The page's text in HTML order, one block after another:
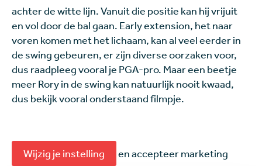
achter de witte lijn. Vanuit die positie kan hij vrijuit
en vol door de bal gaan. Early extension, het naar
voren komen met het lichaam, kan al veel eerder in
de swing gebeuren, er zijn diverse oorzaken voor,
dus raadpleeg vooral je PGA-pro. Maar een beetje
meer Rory in de swing kan natuurlijk nooit kwaad,
dus bekijk vooral onderstaand filmpje.
Wijzig je instelling
en accepteer marketing